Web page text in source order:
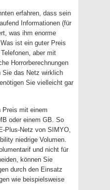
erfahren, dass sein
Informationen (für
was ihm enorme
ist ein guter Preis
aber mit
Horrorberechnungen
Sie das Netz wirklich
Sie vielleicht gar
Preis mit einem
oder einem GB. So
Plus-Netz von SIMYO,
niedrige Volumen.
und nicht für
können Sie
durch den Einsatz
wie beispielsweise